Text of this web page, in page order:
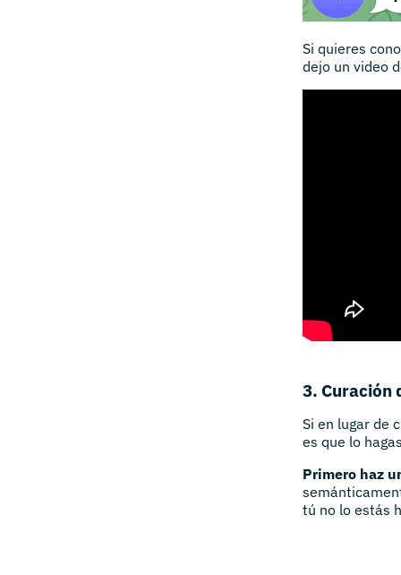
Si quieres
dejo un video
3. Curación
Si en lugar de
es que lo
Primero haz
tú no lo estás